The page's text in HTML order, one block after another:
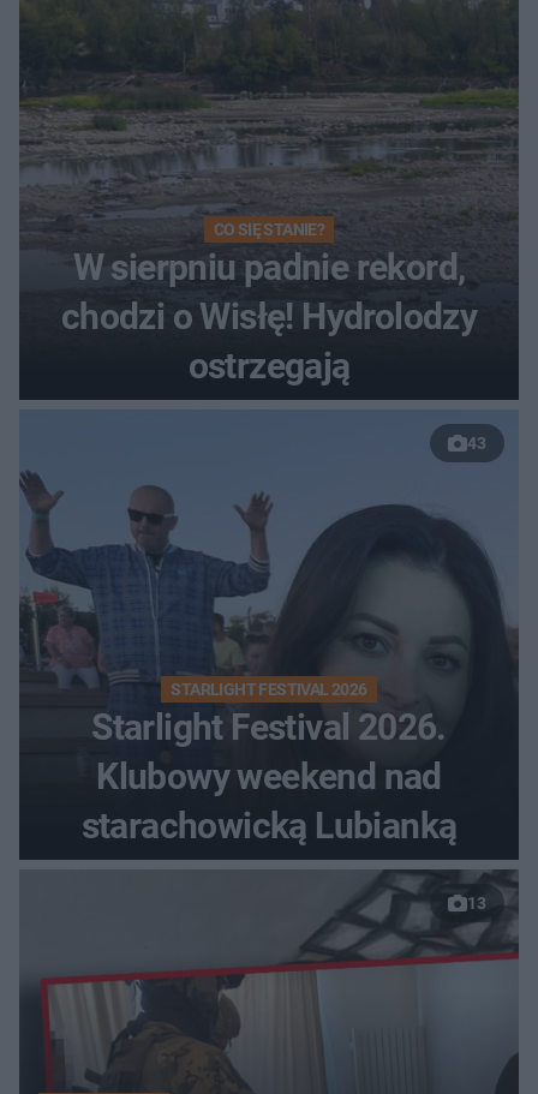
CO SIĘ STANIE?
W sierpniu padnie rekord,
chodzi o Wisłę! Hydrolodzy
ostrzegają
43
STARLIGHT FESTIVAL 2026
Starlight Festival 2026.
Klubowy weekend nad
starachowicką Lubianką
13